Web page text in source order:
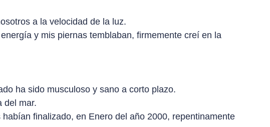
a la velocidad de la luz.
y mis piernas temblaban, firmemente creí en la
ha sido musculoso y sano a corto plazo.
del mar.
finalizado, en Enero del año 2000, repentinamente